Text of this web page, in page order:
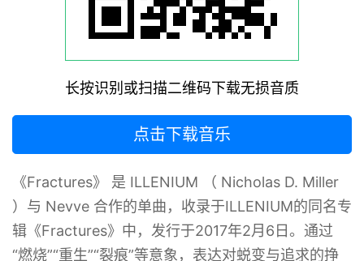
长按识别或扫描二维码下载无损音质
点击下载音乐
《Fractures》 是 ILLENIUM （ Nicholas D. Miller
）与 Nevve 合作的单曲，收录于ILLENIUM的同名专
辑《Fractures》中，发行于2017年2月6日。通过
“燃烧”“重生”“裂痕”等意象，表达对蜕变与追求的挣